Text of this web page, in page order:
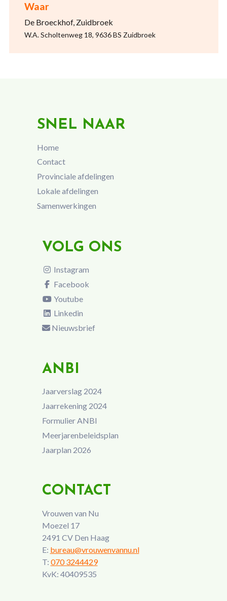
Waar
De Broeckhof, Zuidbroek
W.A. Scholtenweg 18, 9636 BS Zuidbroek
SNEL NAAR
Home
Contact
Provinciale afdelingen
Lokale afdelingen
Samenwerkingen
VOLG ONS
Instagram
Facebook
Youtube
Linkedin
Nieuwsbrief
ANBI
Jaarverslag 2024
Jaarrekening 2024
Formulier ANBI
Meerjarenbeleidsplan
Jaarplan 2026
CONTACT
Vrouwen van Nu
Moezel 17
2491 CV Den Haag
E: bureau@vrouwenvannu.nl
T: 070 3244429
KvK: 40409535